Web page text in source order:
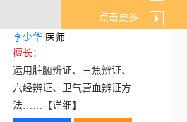
点击更多
李少华 医师
擅长：
运用脏腑辨证、三焦辨证、
六经辨证、卫气营血辨证方
法……
【详细】